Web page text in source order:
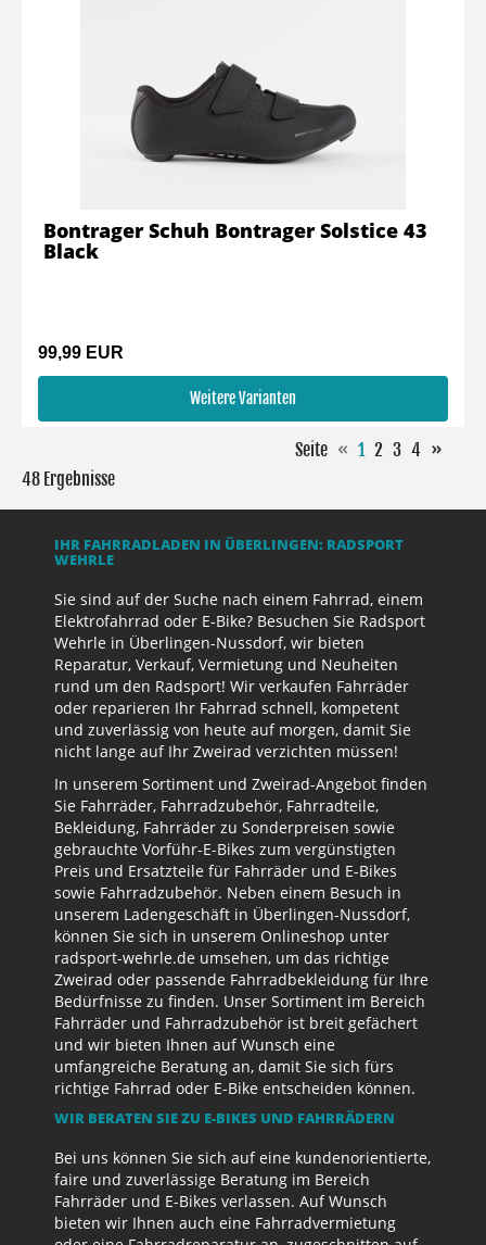
99,99 EUR
Weitere Varianten
Bontrager Schuh Bontrager Solstice 43
Black
Seite « 1 2 3 4 »
48 Ergebnisse
IHR FAHRRADLADEN IN ÜBERLINGEN: RADSPORT
WEHRLE
Sie sind auf der Suche nach einem Fahrrad, einem
Elektrofahrrad oder E-Bike? Besuchen Sie Radsport
Wehrle in Überlingen-Nussdorf, wir bieten
Reparatur, Verkauf, Vermietung und Neuheiten
rund um den Radsport! Wir verkaufen Fahrräder
oder reparieren Ihr Fahrrad schnell, kompetent
und zuverlässig von heute auf morgen, damit Sie
nicht lange auf Ihr Zweirad verzichten müssen!
In unserem Sortiment und Zweirad-Angebot finden
Sie Fahrräder, Fahrradzubehör, Fahrradteile,
Bekleidung, Fahrräder zu Sonderpreisen sowie
gebrauchte Vorführ-E-Bikes zum vergünstigten
Preis und Ersatzteile für Fahrräder und E-Bikes
sowie Fahrradzubehör. Neben einem Besuch in
unserem Ladengeschäft in Überlingen-Nussdorf,
können Sie sich in unserem Onlineshop unter
radsport-wehrle.de umsehen, um das richtige
Zweirad oder passende Fahrradbekleidung für Ihre
Bedürfnisse zu finden. Unser Sortiment im Bereich
Fahrräder und Fahrradzubehör ist breit gefächert
und wir bieten Ihnen auf Wunsch eine
umfangreiche Beratung an, damit Sie sich fürs
richtige Fahrrad oder E-Bike entscheiden können.
WIR BERATEN SIE ZU E-BIKES UND FAHRRÄDERN
Bei uns können Sie sich auf eine kundenorientierte,
faire und zuverlässige Beratung im Bereich
Fahrräder und E-Bikes verlassen. Auf Wunsch
bieten wir Ihnen auch eine Fahrradvermietung